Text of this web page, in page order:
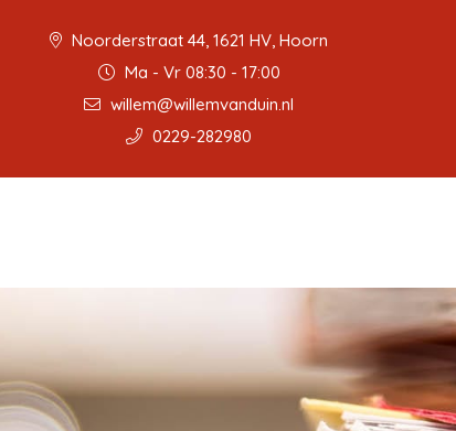
Noorderstraat 44, 1621 HV, Hoorn
Ma - Vr 08:30 - 17:00
willem@willemvanduin.nl
0229-282980